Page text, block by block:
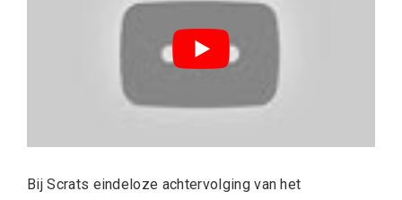
Bij Scrats eindeloze achtervolging van het